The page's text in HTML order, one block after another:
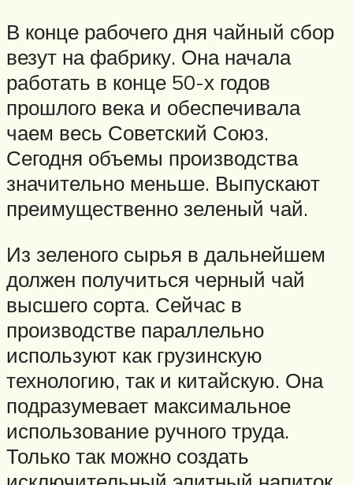
В конце рабочего дня чайный сбор
везут на фабрику. Она начала
работать в конце 50-х годов
прошлого века и обеспечивала
чаем весь Советский Союз.
Сегодня объемы производства
значительно меньше. Выпускают
преимущественно зеленый чай.
Из зеленого сырья в дальнейшем
должен получиться черный чай
высшего сорта. Сейчас в
производстве параллельно
используют как грузинскую
технологию, так и китайскую. Она
подразумевает максимальное
использование ручного труда.
Только так можно создать